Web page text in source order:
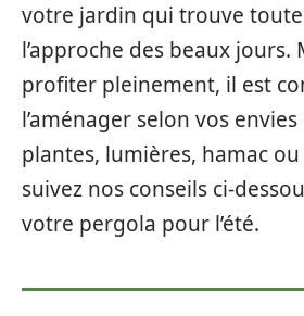
votre jardin qui trouve
l’approche des beaux jours.
profiter pleinement, il est
l’aménager selon vos
plantes, lumières, hamac
suivez nos conseils ci-
votre pergola pour l’été.